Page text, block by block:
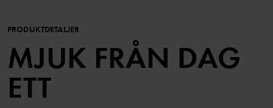
PRODUKTDETALJER
MJUK FRÅN DAG
ETT